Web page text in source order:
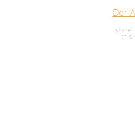
Der